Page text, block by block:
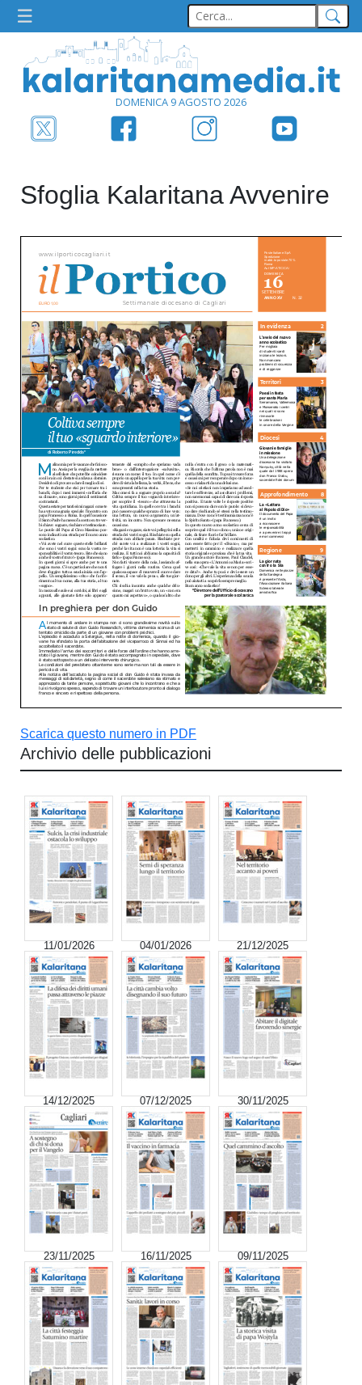
DOMENICA 9 AGOSTO 2026
Sfoglia Kalaritana Avvenire
Scarica questo numero in PDF
Archivio delle pubblicazioni
11/01/2026 04/01/2026 21/12/2025
14/12/2025 07/12/2025 30/11/2025
23/11/2025 16/11/2025 09/11/2025